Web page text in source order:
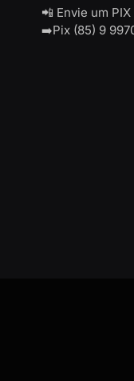
📲 Envie um
➡️Pix (85) 9